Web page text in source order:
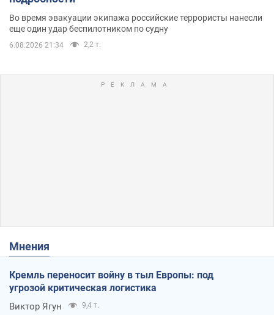
Во время эвакуации экипажа российские террористы нанесли
еще один удар беспилотником по судну
6.08.2026 21:34 2,2 т.
Мнения
Кремль переносит войну в тыл Европы: под
угрозой критическая логистика
Виктор Ягун 9,4 т.